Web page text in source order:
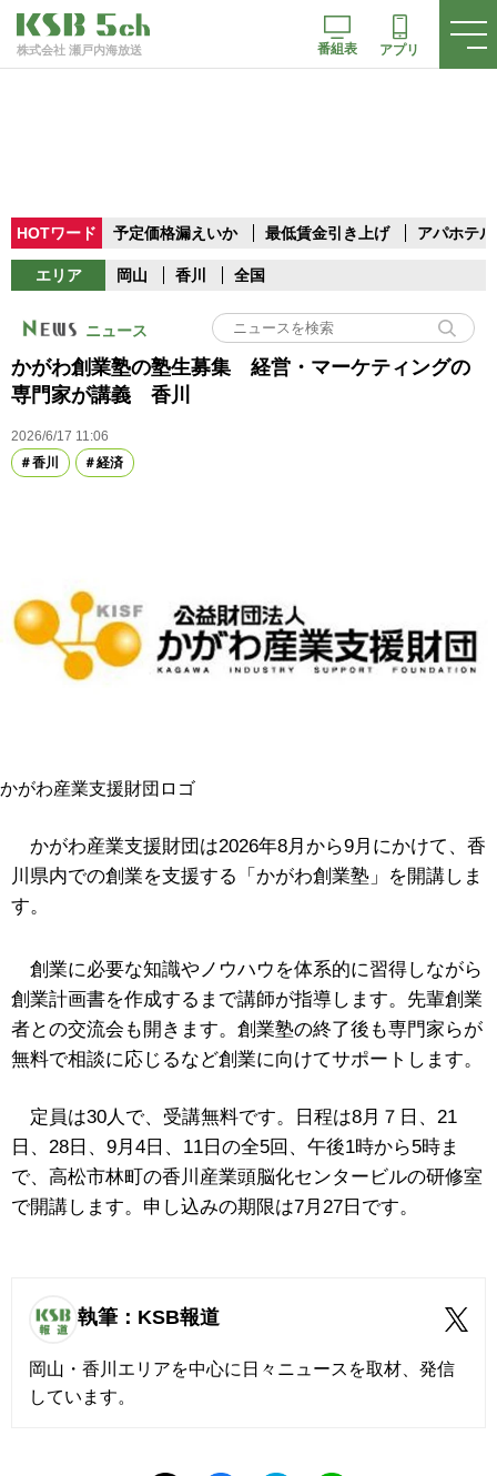
株式会社 瀬戸内海放送 番組表 アプリ
HOTワード 予定価格漏えいか 最低賃金引き上げ アパホテル
エリア 岡山 香川 全国
ニュース
かがわ創業塾の塾生募集 経営・マーケティングの
専門家が講義 香川
2026/6/17 11:06
香川
経済
かがわ産業支援財団ロゴ
かがわ産業支援財団は2026年8月から9月にかけて、香
川県内での創業を支援する「かがわ創業塾」を開講しま
す。
創業に必要な知識やノウハウを体系的に習得しながら
創業計画書を作成するまで講師が指導します。先輩創業
者との交流会も開きます。創業塾の終了後も専門家らが
無料で相談に応じるなど創業に向けてサポートします。
定員は30人で、受講無料です。日程は8月７日、21
日、28日、9月4日、11日の全5回、午後1時から5時ま
で、高松市林町の香川産業頭脳化センタービルの研修室
で開講します。申し込みの期限は7月27日です。
執筆：KSB報道
岡山・香川エリアを中心に日々ニュースを取材、発信
しています。